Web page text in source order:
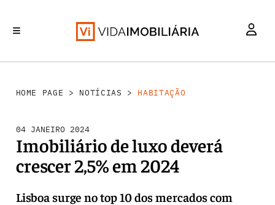
HOME PAGE > NOTÍCIAS > HABITAÇÃO
04 JANEIRO 2024
Imobiliário de luxo deverá
crescer 2,5% em 2024
Lisboa surge no top 10 dos mercados com